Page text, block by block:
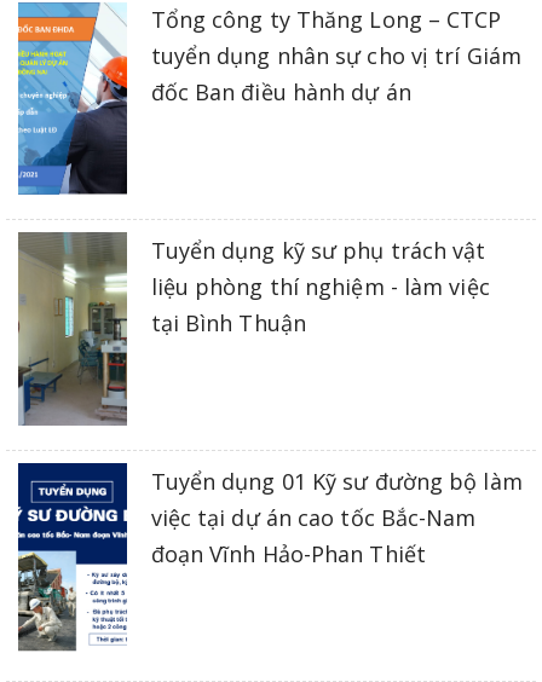
Tổng công ty Thăng Long – CTCP
tuyển dụng nhân sự cho vị trí Giám
đốc Ban điều hành dự án
Tuyển dụng kỹ sư phụ trách vật
liệu phòng thí nghiệm - làm việc
tại Bình Thuận
Tuyển dụng 01 Kỹ sư đường bộ làm
việc tại dự án cao tốc Bắc-Nam
đoạn Vĩnh Hảo-Phan Thiết